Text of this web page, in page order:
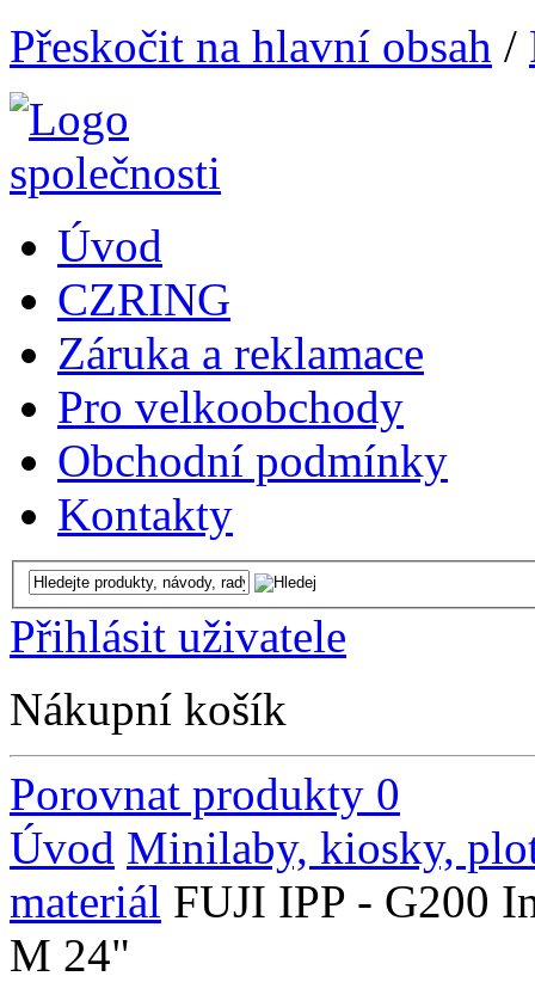
Přeskočit na hlavní obsah /
Úvod
CZRING
Záruka a reklamace
Pro velkoobchody
Obchodní podmínky
Kontakty
Přihlásit uživatele
Nákupní košík
Porovnat produkty 0
Úvod Minilaby, kiosky,
materiál FUJI IPP - G200
M 24"